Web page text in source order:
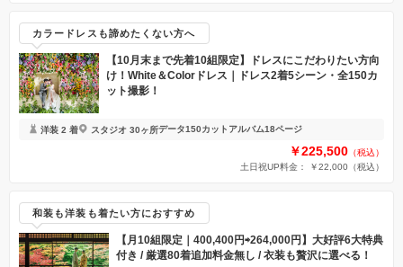
カラードレスも諦めたくない方へ
【10月末まで先着10組限定】ドレスにこだわりたい方向
け！White＆Colorドレス｜ドレス2着5シーン・全150カ
ット撮影！
洋装 2 着 スタジオ 30ヶ所データ150カット アルバム18ページ
￥225,500 （税込）
土日祝UP料金： ￥22,000 （税込）
和装も洋装も着たい方におすすめ
【月10組限定｜400,400円⇨264,000円】大好評6大特典
付き / 厳選80着追加料金無し / 衣装も贅沢に選べる！